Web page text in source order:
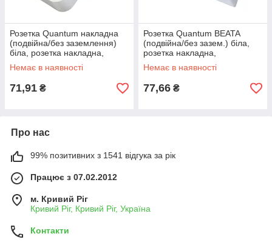
Розетка Quantum накладна
(подвійна/без заземлення)
біла, розетка накладна,
універсальна накладна
розетка
Немає в наявності
71,91 ₴
Розетка Quantum BEATA
(подвійна/без зазем.) біла,
розетка накладна,
універсальна накладна
розетка
Немає в наявності
77,66 ₴
Про нас
99% позитивних з 1541 відгука за рік
Працює з 07.02.2012
м. Кривий Ріг
Кривий Ріг, Кривий Ріг, Україна
Контакти